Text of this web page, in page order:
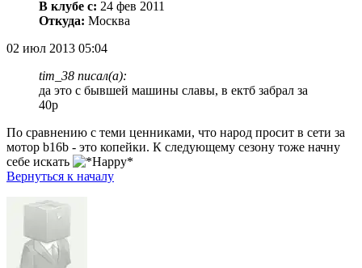
В клубе с: 24 фев 2011
Откуда: Москва
02 июл 2013 05:04
tim_38 писал(а):
да это с бывшей машины славы, в ектб забрал за
40р
По сравнению с теми ценниками, что народ просит в сети за
мотор b16b - это копейки. К следующему сезону тоже начну
себе искать
Вернуться к началу